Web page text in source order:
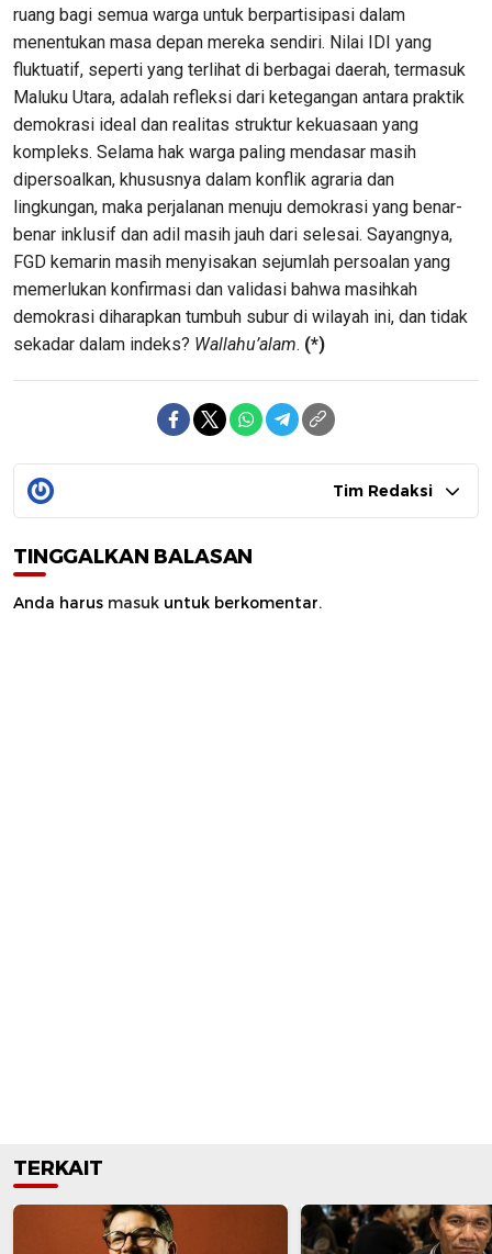
ruang bagi semua warga untuk berpartisipasi dalam
menentukan masa depan mereka sendiri. Nilai IDI yang
fluktuatif, seperti yang terlihat di berbagai daerah, termasuk
Maluku Utara, adalah refleksi dari ketegangan antara praktik
demokrasi ideal dan realitas struktur kekuasaan yang
kompleks. Selama hak warga paling mendasar masih
dipersoalkan, khususnya dalam konflik agraria dan
lingkungan, maka perjalanan menuju demokrasi yang benar-
benar inklusif dan adil masih jauh dari selesai. Sayangnya,
FGD kemarin masih menyisakan sejumlah persoalan yang
memerlukan konfirmasi dan validasi bahwa masihkah
demokrasi diharapkan tumbuh subur di wilayah ini, dan tidak
sekadar dalam indeks? Wallahu’alam. (*)
Tim Redaksi
TINGGALKAN BALASAN
Anda harus masuk untuk berkomentar.
TERKAIT